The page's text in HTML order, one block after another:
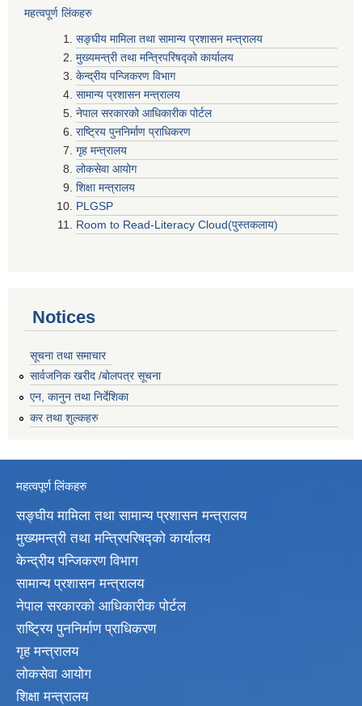
महत्वपूर्ण लिंकहरु
सङ्घीय मामिला तथा सामान्य प्रशासन मन्त्रालय
मुख्यमन्त्री तथा मन्त्रिपरिषद्‍को कार्यालय
केन्द्रीय पन्जिकरण विभाग
सामान्य प्रशासन मन्त्रालय
नेपाल सरकारको आधिकारीक पोर्टल
राष्ट्रिय पुननिर्माण प्राधिकरण
गृह मन्त्रालय
लोकसेवा आयोग
शिक्षा मन्त्रालय
PLGSP
Room to Read-Literacy Cloud(पुस्तकलाय)
Notices
सूचना तथा समाचार
सार्वजनिक खरीद /बोलपत्र सूचना
एन, कानुन तथा निर्देशिका
कर तथा शुल्कहरु
महत्वपूर्ण लिंकहरु
सङ्घीय मामिला तथा सामान्य प्रशासन मन्त्रालय
मुख्यमन्त्री तथा मन्त्रिपरिषद्‍को कार्यालय
केन्द्रीय पन्जिकरण विभाग
सामान्य प्रशासन मन्त्रालय
नेपाल सरकारको आधिकारीक पोर्टल
राष्ट्रिय पुननिर्माण प्राधिकरण
गृह मन्त्रालय
लोकसेवा आयोग
शिक्षा मन्त्रालय